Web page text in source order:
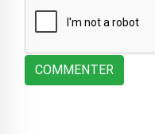
COMMENTER